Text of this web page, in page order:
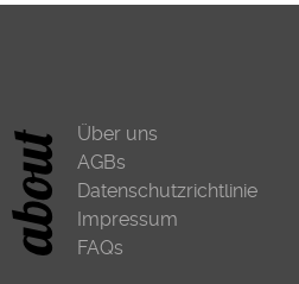
Über uns
AGBs
Datenschutzrichtlinie
Impressum
FAQs